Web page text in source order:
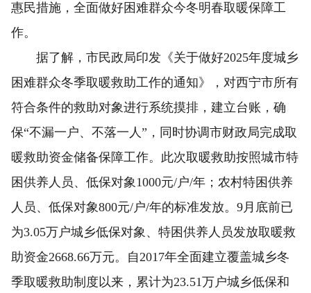
惠民措施，全面做好困难群众今冬明春取暖保障工
作。
据了解，市民政局印发《关于做好2025年度城乡
困难群众冬季取暖救助工作的通知》，对西宁市所有
符合条件的救助对象进行系统摸排，建立台账，确
保“不漏一户、不落一人”，同时协调市财政局完成取
暖救助资金储备保障工作。此次取暖救助按照城市特
困供养人员、低保对象1000元/户/年；农村特困供养
人员、低保对象800元/户/年的标准发放。9月底前已
为3.05万户城乡低保对象、特困供养人员发放取暖救
助资金2668.66万元。自2017年全面建立覆盖城乡冬
季取暖救助制度以来，累计为23.51万户城乡低保和